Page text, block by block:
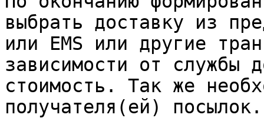
выбрать доставку из
или EMS или другие
зависимости от службы
стоимость. Так же
получателя(ей) посылок.